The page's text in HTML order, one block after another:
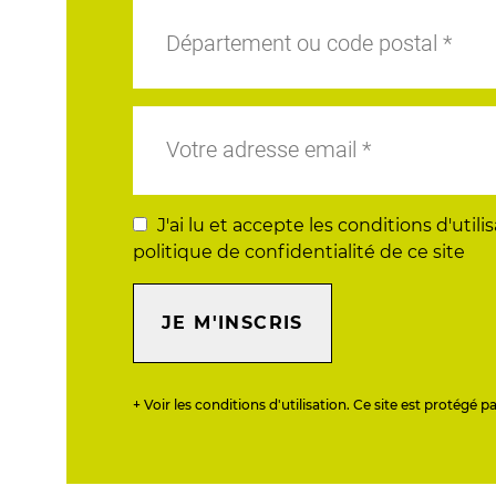
J'ai lu et accepte les conditions
politique de confidentialité de ce site
JE M'INSCRIS
+ Voir les conditions d'utilisation. Ce site est protégé